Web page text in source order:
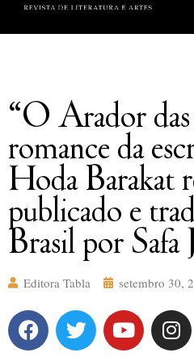
“O Arador
romance da
Hoda Barakat
publicado e
Brasil por Safa
Editora Tabla setembro 30,